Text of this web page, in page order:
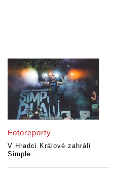
Fotoreporty
V Hradci Králové zahráli
Simple...